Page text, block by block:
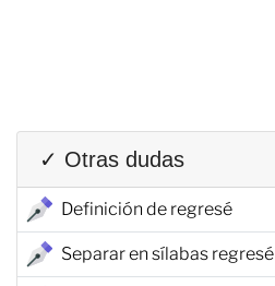
✓ Otras dudas
Definición de regresé
Separar en sílabas regresé